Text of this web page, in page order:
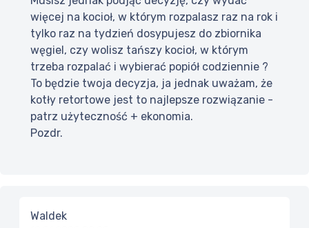
więcej na kocioł, w którym rozpalasz raz na rok i
tylko raz na tydzień dosypujesz do zbiornika
węgiel, czy wolisz tańszy kocioł, w którym
trzeba rozpalać i wybierać popiół codziennie ?
To będzie twoja decyzja, ja jednak uważam, że
kotły retortowe jest to najlepsze rozwiązanie -
patrz użyteczność + ekonomia.
Pozdr.
Waldek